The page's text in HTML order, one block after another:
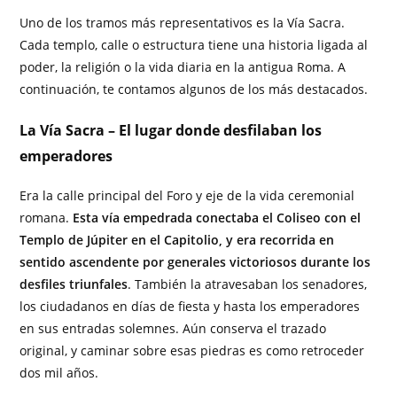
Uno de los tramos más representativos es la Vía Sacra.
Cada templo, calle o estructura tiene una historia ligada al
poder, la religión o la vida diaria en la antigua Roma. A
continuación, te contamos algunos de los más destacados.
La Vía Sacra – El lugar donde desfilaban los
emperadores
Era la calle principal del Foro y eje de la vida ceremonial
romana. Esta vía empedrada conectaba el Coliseo con el
Templo de Júpiter en el Capitolio, y era recorrida en
sentido ascendente por generales victoriosos durante los
desfiles triunfales. También la atravesaban los senadores,
los ciudadanos en días de fiesta y hasta los emperadores
en sus entradas solemnes. Aún conserva el trazado
original, y caminar sobre esas piedras es como retroceder
dos mil años.